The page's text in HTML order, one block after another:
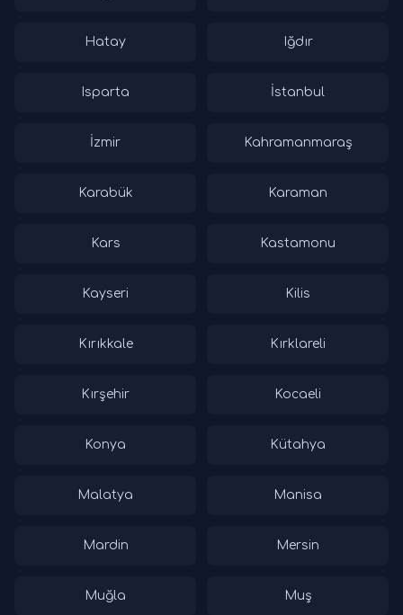
Hatay Iğdır
Isparta İstanbul
İzmir Kahramanmaraş
Karabük Karaman
Kars Kastamonu
Kayseri Kilis
Kırıkkale Kırklareli
Kırşehir Kocaeli
Konya Kütahya
Malatya Manisa
Mardin Mersin
Muğla Muş